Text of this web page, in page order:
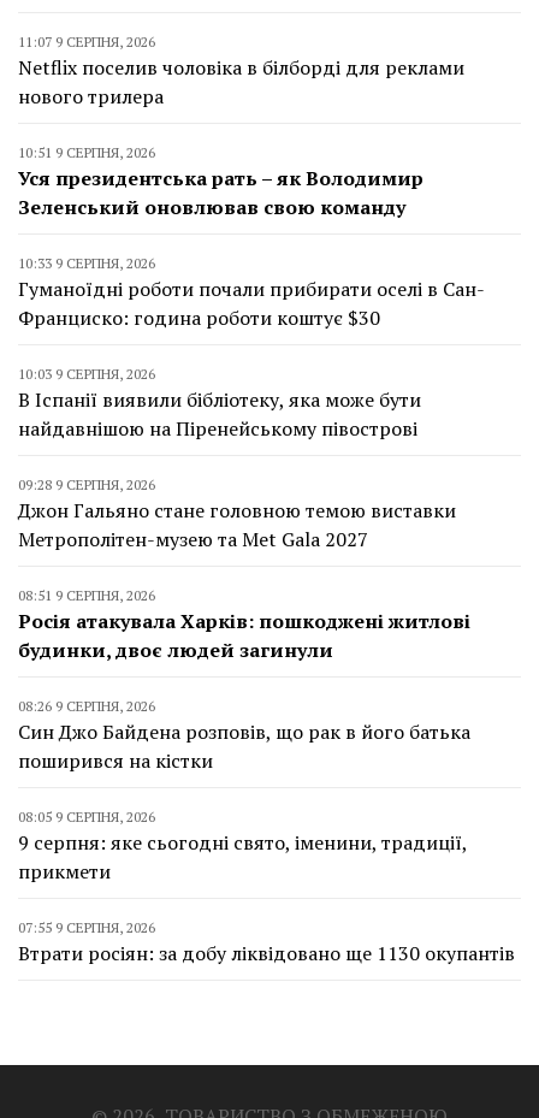
11:07 9 СЕРПНЯ, 2026
Netflix поселив чоловіка в білборді для реклами
нового трилера
10:51 9 СЕРПНЯ, 2026
Уся президентська рать – як Володимир
Зеленський оновлював свою команду
10:33 9 СЕРПНЯ, 2026
Гуманоїдні роботи почали прибирати оселі в Сан-
Франциско: година роботи коштує $30
10:03 9 СЕРПНЯ, 2026
В Іспанії виявили бібліотеку, яка може бути
найдавнішою на Піренейському півострові
09:28 9 СЕРПНЯ, 2026
Джон Гальяно стане головною темою виставки
Метрополітен-музею та Met Gala 2027
08:51 9 СЕРПНЯ, 2026
Росія атакувала Харків: пошкоджені житлові
будинки, двоє людей загинули
08:26 9 СЕРПНЯ, 2026
Син Джо Байдена розповів, що рак в його батька
поширився на кістки
08:05 9 СЕРПНЯ, 2026
9 серпня: яке сьогодні свято, іменини, традиції,
прикмети
07:55 9 СЕРПНЯ, 2026
Втрати росіян: за добу ліквідовано ще 1130 окупантів